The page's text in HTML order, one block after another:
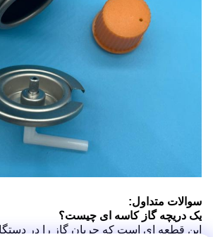
سوالات متداول:
یک دریچه گاز کاسه ای چیست؟
این قطعه ای است که جریان گاز را در